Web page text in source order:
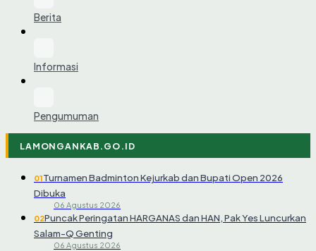
Berita
Informasi
Pengumuman
LAMONGANKAB.GO.ID
01Turnamen Badminton Kejurkab dan Bupati Open 2026
Dibuka
06 Agustus 2026
02Puncak Peringatan HARGANAS dan HAN, Pak Yes Luncurkan
Salam-Q Genting
06 Agustus 2026